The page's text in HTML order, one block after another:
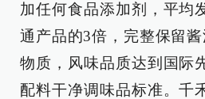
加任何食品添加剂，平均
通产品的3倍，完整保留
物质，风味品质达到国际
配料干净调味品标准。千